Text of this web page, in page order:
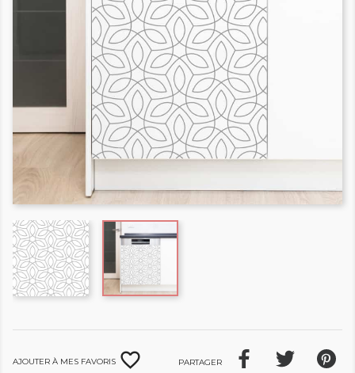
Ajouter à mes favoris favorite_border Partager